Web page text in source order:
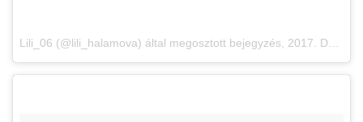
Lili_06 (@lili_halamova) által megosztott bejegyzés, 2017. Dec 3., 06:29 PST